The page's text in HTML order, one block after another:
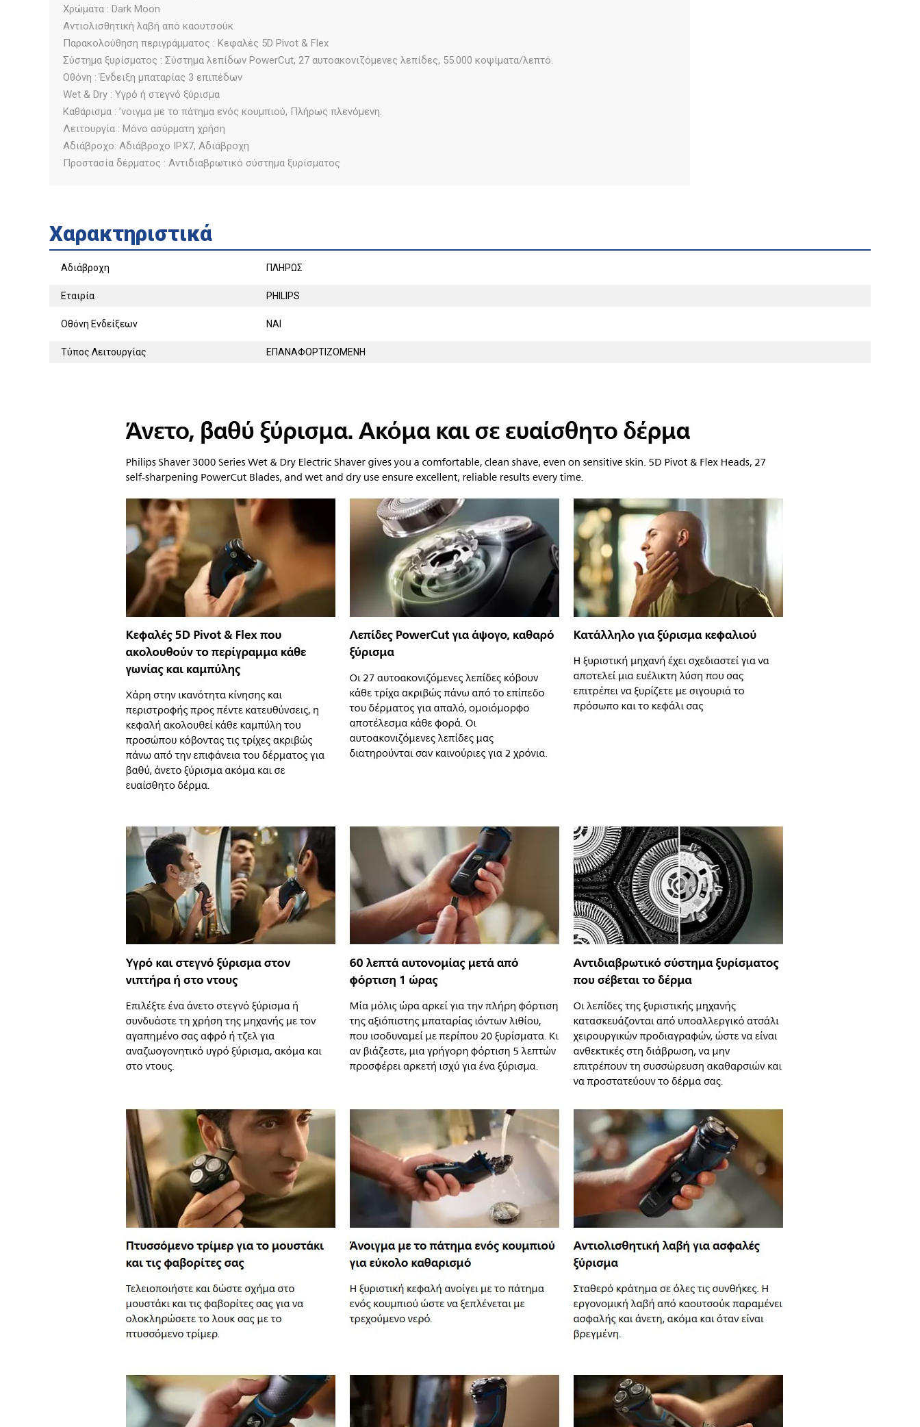
Χρώματα : Dark Moon
Αντιολισθητική λαβή από καουτσούκ
Παρακολούθηση περιγράμματος : Κεφαλές 5D Pivot & Flex
Σύστημα ξυρίσματος : Σύστημα λεπίδων PowerCut, 27 αυτοακονιζόμενες λεπίδες, 55.000 κοψίματα/λεπτό.
Οθόνη : Ένδειξη μπαταρίας 3 επιπέδων
Wet & Dry : Υγρό ή στεγνό ξύρισμα
Καθάρισμα : ʼνοιγμα με το πάτημα ενός κουμπιού, Πλήρως πλενόμενη.
Λειτουργία : Μόνο ασύρματη χρήση
Αδιάβροχο: Αδιάβροχο IPX7, Αδιάβροχη
Προστασία δέρματος : Αντιδιαβρωτικό σύστημα ξυρίσματος
Χαρακτηριστικά
Αδιάβροχη ΠΛΗΡΩΣ
Εταιρία PHILIPS
Οθόνη Ενδείξεων ΝΑΙ
Τύπος Λειτουργίας ΕΠΑΝΑΦΟΡΤΙΖΟΜΕΝΗ